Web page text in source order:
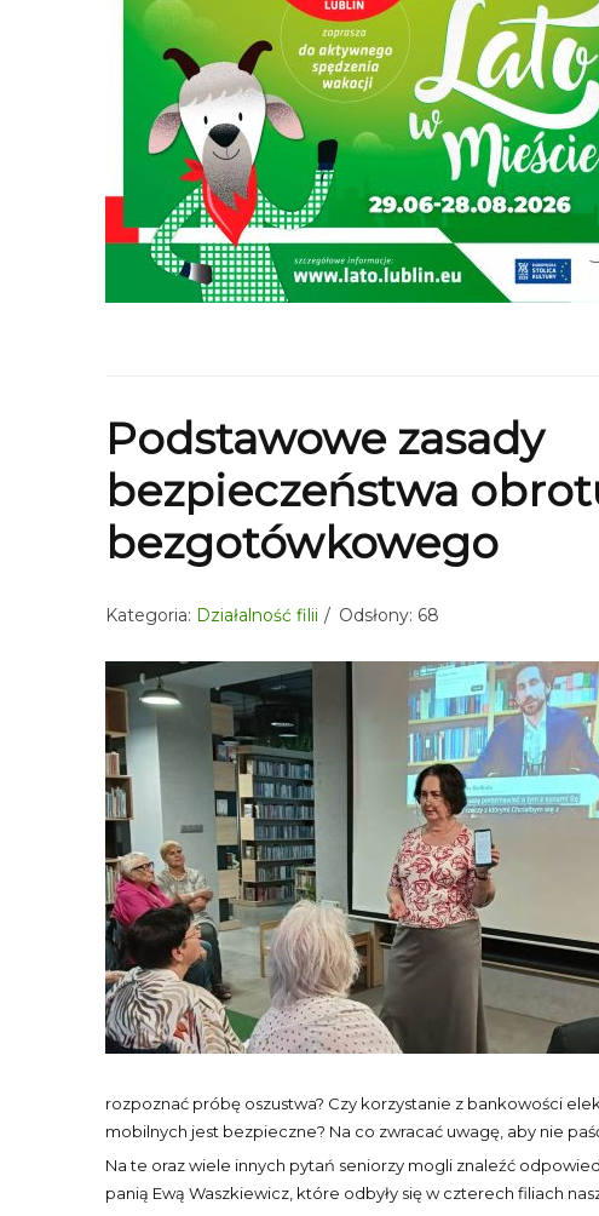
Podstawowe zasady
bezpieczeństwa
bezgotówkowego
Kategoria: Działalność filii Odsłony: 68
rozpoznać próbę oszustwa? Czy korzystanie z bankowości
mobilnych jest bezpieczne? Na co zwracać uwagę, aby nie
Na te oraz wiele innych pytań seniorzy mogli znaleźć
panią Ewą Waszkiewicz, które odbyły się w czterech filiach